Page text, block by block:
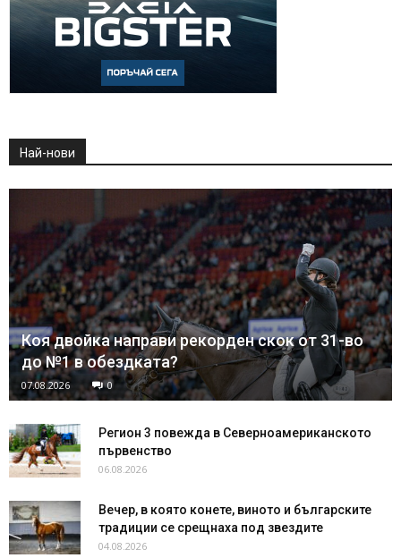
Най-нови
Коя двойка направи рекорден скок от 31-во
до №1 в обездката?
07.08.2026 0
Регион 3 повежда в Северноамериканското
първенство
06.08.2026
Вечер, в която конете, виното и българските
традиции се срещнаха под звездите
04.08.2026